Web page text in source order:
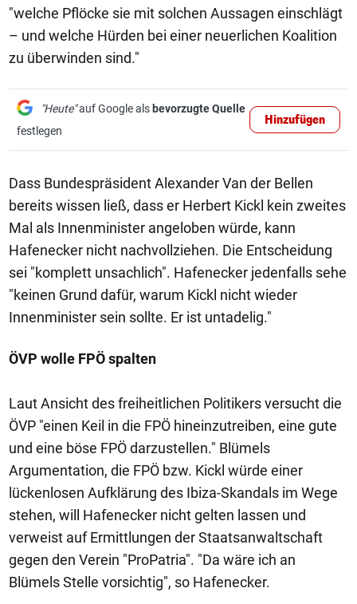
"welche Pflöcke sie mit solchen Aussagen einschlägt
– und welche Hürden bei einer neuerlichen Koalition
zu überwinden sind."
"Heute"auf Google als bevorzugte Quelle
festlegen
Hinzufügen
Dass Bundespräsident Alexander Van der Bellen
bereits wissen ließ, dass er Herbert Kickl kein zweites
Mal als Innenminister angeloben würde, kann
Hafenecker nicht nachvollziehen. Die Entscheidung
sei "komplett unsachlich". Hafenecker jedenfalls sehe
"keinen Grund dafür, warum Kickl nicht wieder
Innenminister sein sollte. Er ist untadelig."
ÖVP wolle FPÖ spalten
Laut Ansicht des freiheitlichen Politikers versucht die
ÖVP "einen Keil in die FPÖ hineinzutreiben, eine gute
und eine böse FPÖ darzustellen." Blümels
Argumentation, die FPÖ bzw. Kickl würde einer
lückenlosen Aufklärung des Ibiza-Skandals im Wege
stehen, will Hafenecker nicht gelten lassen und
verweist auf Ermittlungen der Staatsanwaltschaft
gegen den Verein "ProPatria". "Da wäre ich an
Blümels Stelle vorsichtig", so Hafenecker.